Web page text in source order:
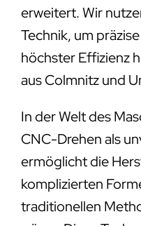
erweitert. Wir
Technik, um
höchster Effizienz
aus Colmnitz und
In der Welt des
CNC-Drehen als
ermöglicht die
komplizierten
traditionellen